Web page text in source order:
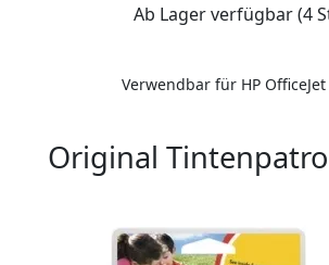
Ab Lager verfügbar (4
Verwendbar für HP OfficeJet
Original